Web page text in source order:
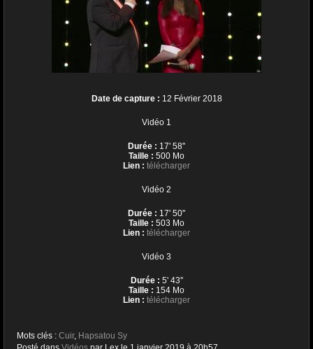
Date de capture : 12 Février 2018
Vidéo 1
Durée : 17' 58''
Taille : 500 Mo
Lien : télécharger
Vidéo 2
Durée : 17' 50''
Taille : 503 Mo
Lien : télécharger
Vidéo 3
Durée : 5' 43''
Taille : 154 Mo
Lien : télécharger
Mots clés : Cuir, Hapsatou Sy